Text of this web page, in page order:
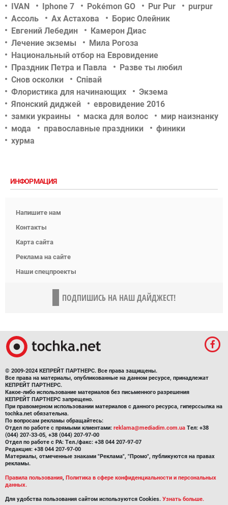
IVAN
Iphone 7 Pokémon GO Pur Pur
purpur
Ассоль
Ах Астахова
Борис Олейник
Евгений Лебедин
Камерон Диас
Лечение экземы
Мила Рогоза
Национальный отбор на Евровидение
Праздник Петра и Павла
Разве ты любил
Снов осколки
Співай
Флористика для начинающих
Экзема
Японский диджей
евровидение 2016
замки украины
маска для волос
мир наизнанку
мода
православные праздники
финики
хурма
ИНФОРМАЦИЯ
Напишите нам
Контакты
Карта сайта
Реклама на сайте
Наши спецпроекты
ПОДПИШИСЬ НА НАШ ДАЙДЖЕСТ!
© 2009-2024 КЕПРЕЙТ ПАРТНЕРС. Все права защищены.
Все права на материалы, опубликованные на данном ресурсе, принадлежат
КЕПРЕЙТ ПАРТНЕРС.
Какое-либо использование материалов без письменного разрешения
КЕПРЕЙТ ПАРТНЕРС запрещено.
При правомерном использовании материалов с данного ресурса, гиперссылка на
tochka.net обязательна.
По вопросам рекламы обращайтесь:
Отдел по работе с прямыми клиентами: reklama@mediadim.com.ua Тел: +38
(044) 207-33-05, +38 (044) 207-97-00
Отдел по работе с РА: Тел./факс: +38 044 207-97-07
Редакция: +38 044 207-97-00
Материалы, отмеченные знаками "Реклама", "Промо", публикуются на правах
рекламы.
Правила пользования, Политика в сфере конфиденциальности и персональных
данных.
Для удобства пользования сайтом используются Cookies. Узнать больше.